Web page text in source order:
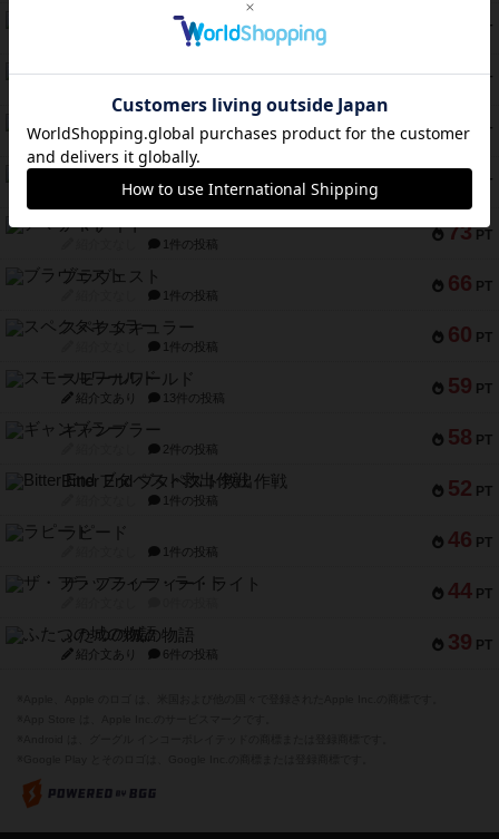
PT
テンプテーション
2件の投稿
78 PT
インドネシア
75 PT
紹介文あり 8件の投稿
PT
リスボン・トラム 28
紹介文あり 9件の投稿
73 PT
アマナイト
1件の投稿
66 PT
ブラヴェスト
1件の投稿
60 PT
スペクタキュラー
1件の投稿
59 PT
スモールワールド
紹介文あり 13件の投稿
58 PT
ギャンブラー
2件の投稿
52 PT
Bitter End ブタペスト救出作戦
1件の投稿
46 PT
ラピード
1件の投稿
44 PT
ザ・フラッフィー・ライト
39 PT
ふたつの城の物語
紹介文あり 6件の投稿